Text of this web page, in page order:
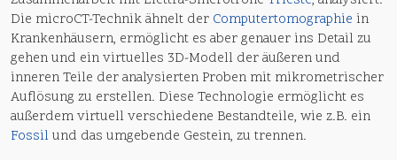
Die microCT-Technik ähnelt der Computertomographie in
Krankenhäusern, ermöglicht es aber genauer ins Detail zu
gehen und ein virtuelles 3D-Modell der äußeren und
inneren Teile der analysierten Proben mit mikrometrischer
Auflösung zu erstellen. Diese Technologie ermöglicht es
außerdem virtuell verschiedene Bestandteile, wie z.B. ein
Fossilund das umgebende Gestein, zu trennen.